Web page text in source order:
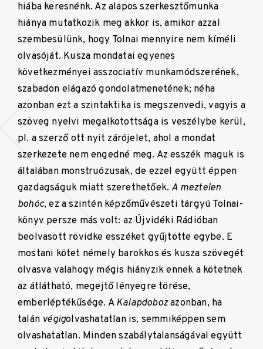
hiába keresnénk. Az alapos szerkesztőmunka
hiánya mutatkozik meg akkor is, amikor azzal
szembesülünk, hogy Tolnai mennyire nem kíméli
olvasóját. Kusza mondatai egyenes
következményei asszociatív munkamódszerének,
szabadon elágazó gondolatmenetének; néha
azonban ezt a szintaktika is megszenvedi, vagyis a
szöveg nyelvi megalkotottsága is veszélybe kerül,
pl. a szerző ott nyit zárójelet, ahol a mondat
szerkezete nem engedné meg. Az esszék maguk is
általában monstruózusak, de ezzel együtt éppen
gazdagságuk miatt szerethetőek. A meztelen
bohóc, ez a szintén képzőművészeti tárgyú Tolnai-
könyv persze más volt: az Újvidéki Rádióban
beolvasott rövidke esszéket gyűjtötte egybe. E
mostani kötet némely barokkos és kusza szövegét
olvasva valahogy mégis hiányzik ennek a kötetnek
az átlátható, megejtő lényegre törése,
emberléptékűsége. AKalapdobozazonban, ha
talán végigolvashatatlan is, semmiképpen sem
olvashatatlan. Minden szabálytalanságával együtt